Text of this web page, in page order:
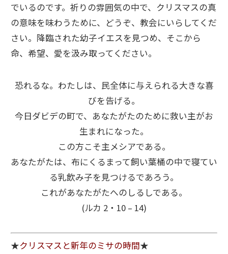
でいるのです。祈りの雰囲気の中で、クリスマスの真
の意味を味わうために、どうぞ、教会にいらしてくだ
さい。降臨された幼子イエスを見つめ、そこから
命、希望、愛を汲み取ってください。
恐れるな。わたしは、民全体に与えられる大きな喜
びを告げる。
今日ダビデの町で、あなたがたのために救い主がお
生まれになった。
この方こそ主メシアである。
あなたがたは、布にくるまって飼い葉桶の中で寝てい
る乳飲み子を見つけるであろう。
これがあなたがたへのしるしである。
(ルカ 2・10 – 14)
★クリスマスと新年のミサの時間★